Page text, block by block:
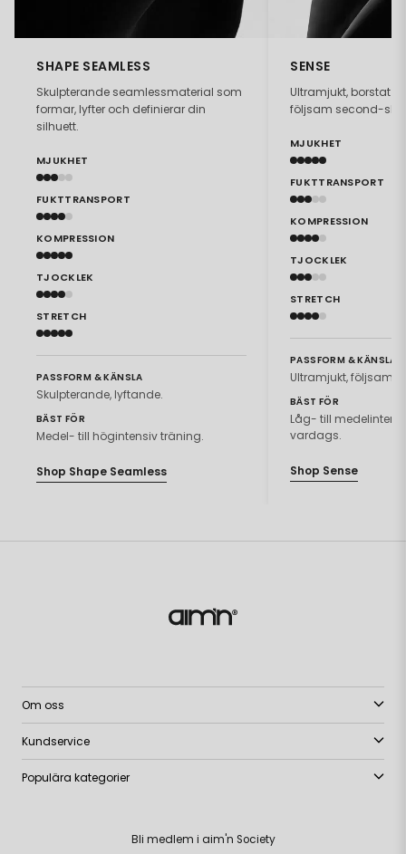
SHAPE SEAMLESS
Skulpterande seamlessmaterial som
formar, lyfter och definierar din
silhuett.
MJUKHET
FUKTTRANSPORT
KOMPRESSION
TJOCKLEK
STRETCH
PASSFORM & KÄNSLA
Skulpterande, lyftande.
BÄST FÖR
Medel- till högintensiv träning.
Shop Shape Seamless
SENSE
Ultramjukt, borstat
följsam second-
MJUKHET
FUKTTRANSPORT
KOMPRESSION
TJOCKLEK
STRETCH
PASSFORM & KÄNSLA
Ultramjukt, följsamt.
BÄST FÖR
Låg- till
vardags.
Shop Sense
Om oss
Kundservice
Populära kategorier
Bli medlem i aim'n Society